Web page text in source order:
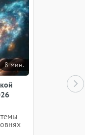
8 мин.